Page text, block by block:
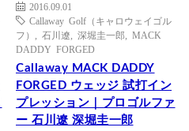
2016.09.01
Callaway Golf（キャロウェイゴル
フ）
石川遼 深堀圭一郎
MACK
DADDY FORGED
Callaway MACK DADDY
FORGED ウェッジ 試打イン
プレッション｜プロゴルファ
ー 石川遼 深堀圭一郎